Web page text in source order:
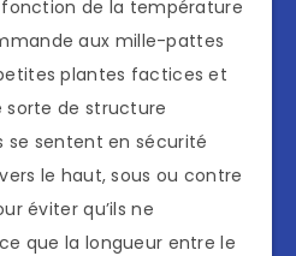
de la température
aux mille-pattes
plantes factices et
sorte de structure
se sentent en sécurité
le haut, sous ou contre
éviter qu’ils ne
que la longueur entre le